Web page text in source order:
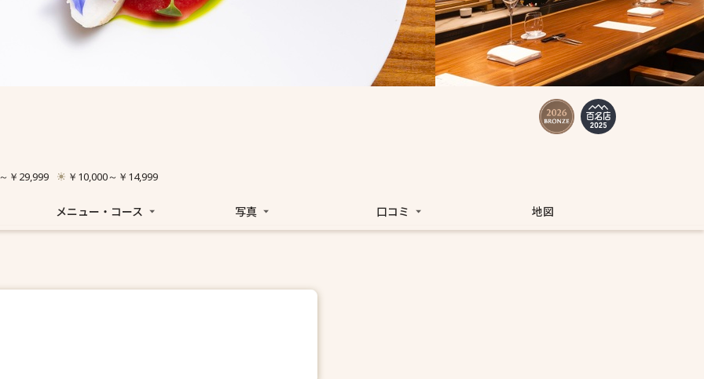
￥29,999 ￥10,000～￥14,999
メニュー・コース 写真 口コミ 地図